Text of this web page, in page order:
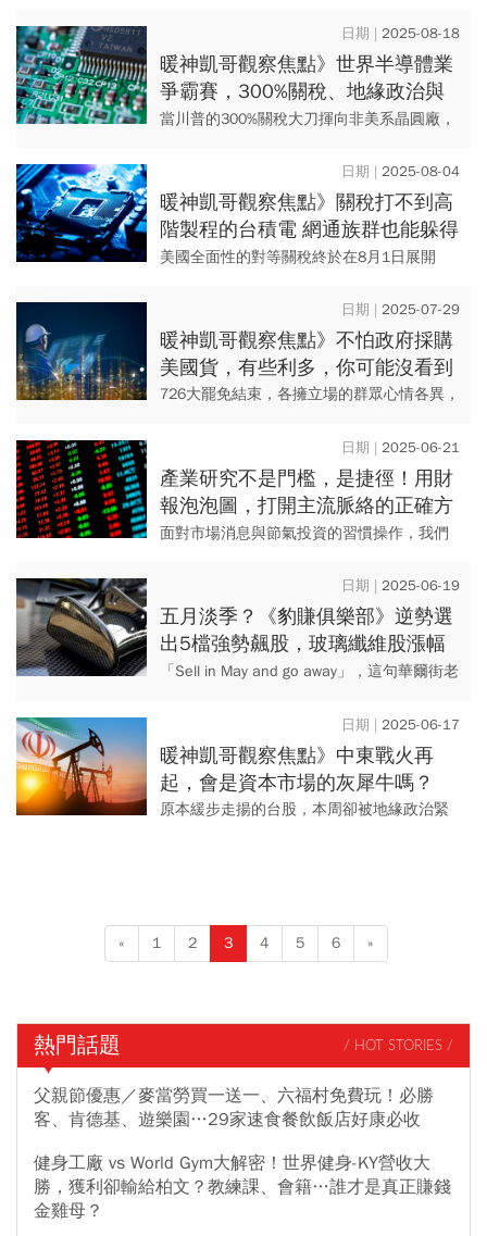
2025-08-18
暖神凱哥觀察焦點》世界半導體業
爭霸賽，300%關稅、地緣政治與
產業鏈的重構
當川普的300%關稅大刀揮向非美系晶圓廠，
浮上檯面。台積電ADR技術面雖進入整理，
但真正的風暴藏在政策...
2025-08-04
暖神凱哥觀察焦點》關稅打不到高
階製程的台積電 網通族群也能躲得
過
美國全面性的對等關稅終於在8月1日展開
的高通膨。美國的納指跌了472點收在
20,650，跌破了五日線也...
2025-07-29
暖神凱哥觀察焦點》不怕政府採購
美國貨，有些利多，你可能沒看到
726大罷免結束，各擁立場的群眾心情各異，
據報導，行政院副院長鄭麗君在七月廿八日
清晨從美國返台，從這裡...
2025-06-21
產業研究不是門檻，是捷徑！用財
報泡泡圖，打開主流脈絡的正確方
式
面對市場消息與節氣投資的習慣操作，我們
久、操作更具信心，應當從更本質的地方下
手。其實，只要搭配對的工具...
2025-06-19
五月淡季？《豹賺俱樂部》逆勢選
出5檔強勢飆股，玻璃纖維股漲幅
更是翻倍！
「Sell in May and go away」，這句華爾街老
卻在震盪中跑出一批強勢股，證明資金雖...
2025-06-17
暖神凱哥觀察焦點》中東戰火再
起，會是資本市場的灰犀牛嗎？
原本緩步走揚的台股，本周卻被地緣政治緊
« 1 2 3 4 5 6 »
熱門話題 / HOT STORIES /
父親節優惠／麥當勞買一送一、六福村免費玩！必勝
客、肯德基、遊樂園…29家速食餐飲飯店好康必收
健身工廠 vs World Gym大解密！世界健身-KY營收大
勝，獲利卻輸給柏文？教練課、會籍…誰才是真正賺錢
金雞母？